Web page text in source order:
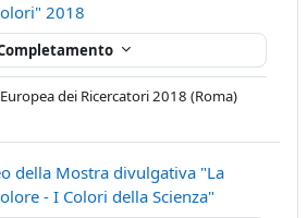
2018
dei Ricercatori 2018 (Roma)
della Mostra divulgativa "La
- I Colori della Scienza"